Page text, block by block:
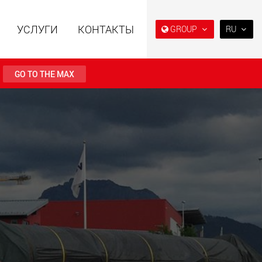
GROUP
прицепы для
нагрузки от 20 т
Электрические
транспортные средства с
грузоподъёмностью от 5 т
www.morello.eu.com
RU
УСЛУГИ КОНТАКТЫ
GO TO THE MAX